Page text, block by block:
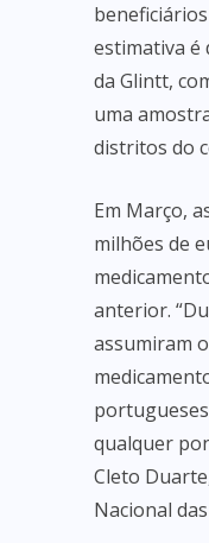
estimativa é
da Glintt,
uma
distritos do
Em Março,
milhões de
anterior.
assumiram
qualquer
Cleto
Nacional